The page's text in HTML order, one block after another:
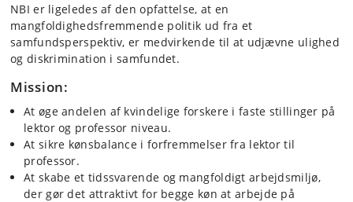
NBI er ligeledes af den opfattelse, at en
mangfoldighedsfremmende politik ud fra et
samfundsperspektiv, er medvirkende til at udjævne ulighed
og diskrimination i samfundet.
Mission:
At øge andelen af kvindelige forskere i faste stillinger på
lektor og professor niveau.
At sikre kønsbalance i forfremmelser fra lektor til
professor.
At skabe et tidssvarende og mangfoldigt arbejdsmiljø,
der gør det attraktivt for begge køn at arbejde på